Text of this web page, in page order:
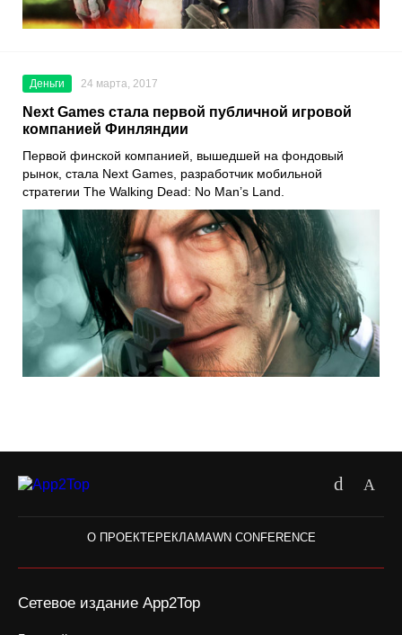
Деньги 24 марта, 2017
Next Games стала первой публичной игровой
компанией Финляндии
Первой финской компанией, вышедшей на фондовый
рынок, стала Next Games, разработчик мобильной
стратегии The Walking Dead: No Man’s Land.
О ПРОЕКТЕРЕКЛАМАWN CONFERENCE
Сетевое издание App2Top